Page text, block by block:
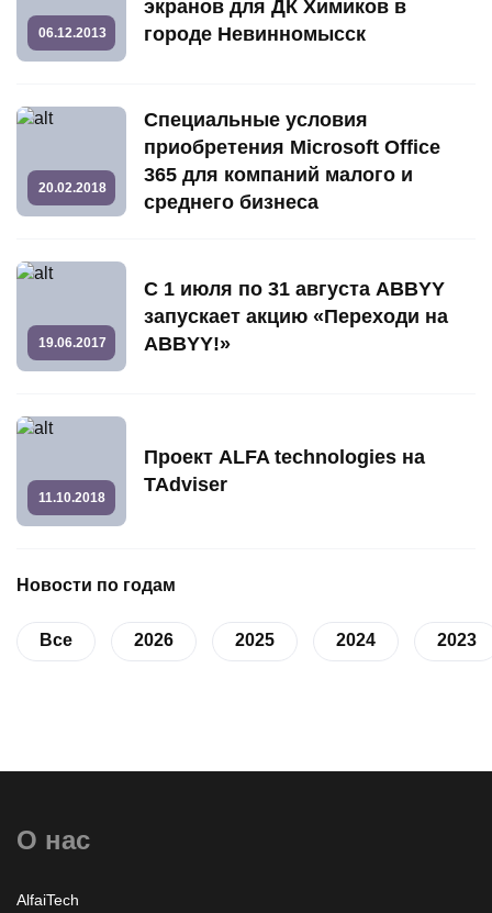
06.12.2013
экранов для ДК Химиков в
городе Невинномысск
20.02.2018
Специальные условия
приобретения Microsoft Office
365 для компаний малого и
среднего бизнеса
19.06.2017
С 1 июля по 31 августа ABBYY
запускает акцию «Переходи на
ABBYY!»
11.10.2018
Проект ALFA technologies на
TAdviser
Новости по годам
Все 2026 2025 2024 2023
О нас
AlfaiTech